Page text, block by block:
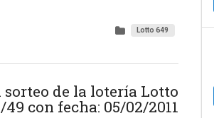
Lotto 649
sorteo de la lotería Lotto
49 con fecha: 05/02/2011